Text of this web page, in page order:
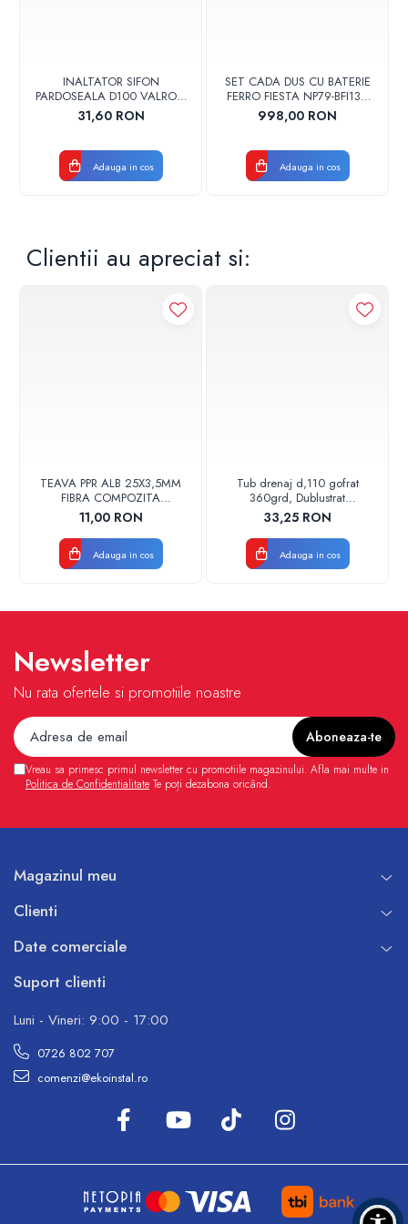
INALTATOR SIFON
PARDOSEALA D100 VALROM
17001900004
31,60 RON
Adauga in cos
SET CADA DUS CU BATERIE
FERRO FIESTA NP79-BFI13U
CROM
998,00 RON
Adauga in cos
Clientii au apreciat si:
TEAVA PPR ALB 25X3,5MM
FIBRA COMPOZITA
10033025004
VALDUOTHERM VALROM
11,00 RON
Adauga in cos
Tub drenaj d,110 gofrat
360grd, Dublustrat
verde/negru 110152 Drainkit
33,25 RON
Adauga in cos
Newsletter
Nu rata ofertele si promotiile noastre
Vreau sa primesc primul newsletter cu promotiile magazinului. Afla mai multe in
Politica de Confidentialitate Te poți dezabona oricând.
Magazinul meu
Clienti
Date comerciale
Suport clienti
Luni - Vineri: 9:00 - 17:00
0726 802 707
comenzi@ekoinstal.ro